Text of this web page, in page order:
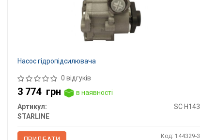
Насос гідропідсилювача
0 відгуків
3 774 грн
в наявності
Артикул:
SC H143
STARLINE
Код: 144329-3